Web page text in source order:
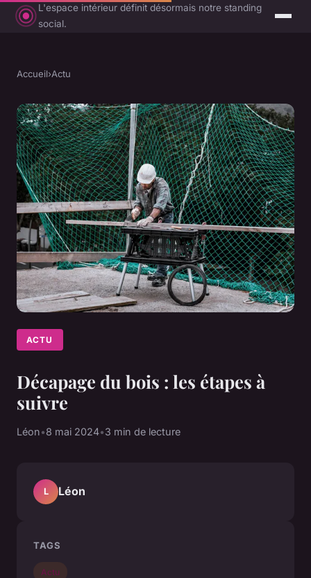
L'espace intérieur définit désormais notre standing
social.
Accueil›Actu
ACTU
Décapage du bois : les étapes à
suivre
Léon•8 mai 2024•3 min de lecture
L Léon
TAGS
Actu